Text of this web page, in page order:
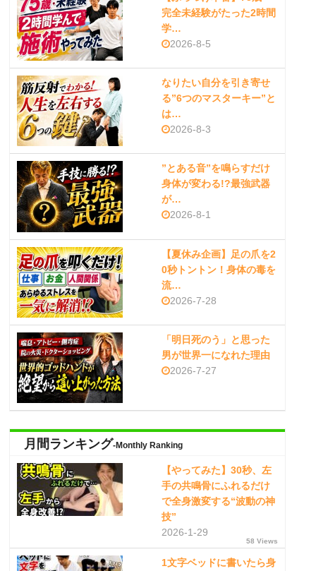
完全未経験がたった2時間
学…
2026-8-5
なりたい自分を引き寄せ
る”6つのマスターキー”と
は…
2026-8-3
”とある音”を鳴らすだけ
身体が変わる!?最強武器
が…
2026-8-1
【夏休み企画】足の爪を2
0秒トントン！身体の毒を
流…
2026-7-28
「明日死のう」と思った
男が世界一になれた理由
2026-7-27
月間ランキング-Monthly Ranking
【やってみた】30秒、左
手の共鳴骨にふれるだけ
で全身激変する“波動の神
技”
2026-1-29
58 Views
1文字ベッドに書いたら身